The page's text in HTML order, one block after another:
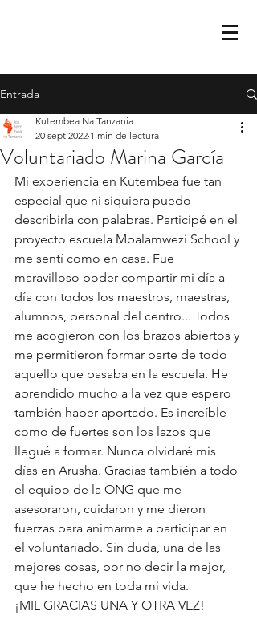
Entrada
Voluntariado Marina García
Kutembea Na Tanzania
20 sept 2022 1 min de lectura
Mi experiencia en Kutembea fue tan
especial que ni siquiera puedo
describirla con palabras. Participé en el
proyecto escuela Mbalamwezi School y
me sentí como en casa. Fue
maravilloso poder compartir mi día a
día con todos los maestros, maestras,
alumnos, personal del centro... Todos
me acogieron con los brazos abiertos y
me permitieron formar parte de todo
aquello que pasaba en la escuela. He
aprendido mucho a la vez que espero
también haber aportado. Es increíble
como de fuertes son los lazos que
llegué a formar. Nunca olvidaré mis
días en Arusha. Gracias también a todo
el equipo de la ONG que me
asesoraron, cuidaron y me dieron
fuerzas para animarme a participar en
el voluntariado. Sin duda, una de las
mejores cosas, por no decir la mejor,
que he hecho en toda mi vida.
¡MIL GRACIAS UNA Y OTRA VEZ!